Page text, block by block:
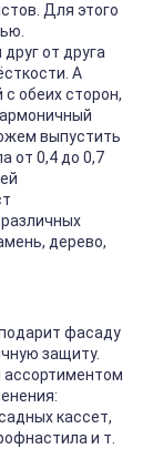
Для этого
от друга
А
обеих сторон,
выпустить
от 0,4 до 0,7
дерево,
фасаду
защиту.
ассортиментом
кассет,
и т.